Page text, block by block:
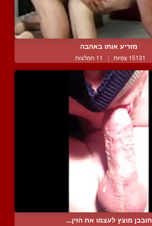
מזריע אותו באהבה
15131 צפיות | 11 המלצות
חובבן מוצץ לעצמו את הזין...